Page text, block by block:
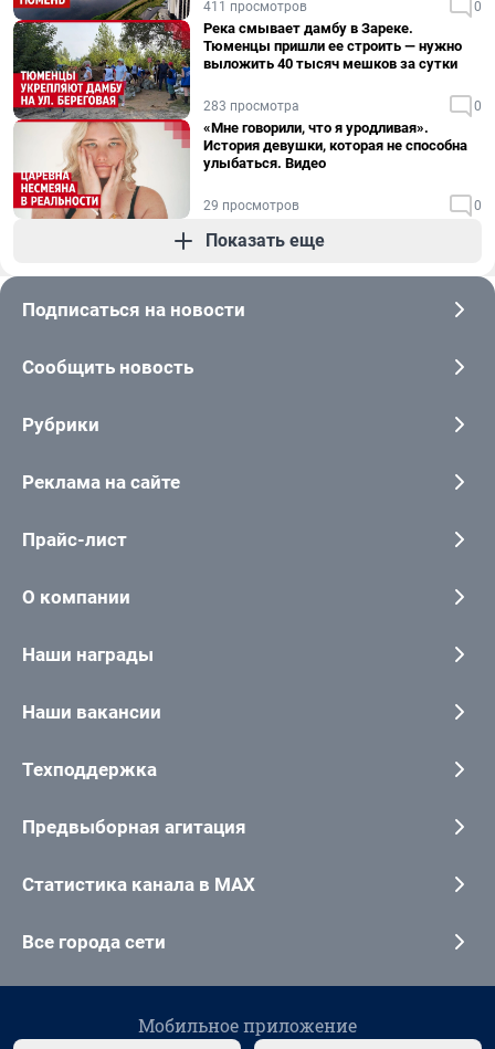
411 просмотров 0
Река смывает дамбу в Зареке.
Тюменцы пришли ее строить — нужно
выложить 40 тысяч мешков за сутки
283 просмотра 0
«Мне говорили, что я уродливая».
История девушки, которая не способна
улыбаться. Видео
29 просмотров 0
Показать еще
Подписаться на новости
Сообщить новость
Рубрики
Реклама на сайте
Прайс-лист
О компании
Наши награды
Наши вакансии
Техподдержка
Предвыборная агитация
Статистика канала в MAX
Все города сети
Мобильное приложение